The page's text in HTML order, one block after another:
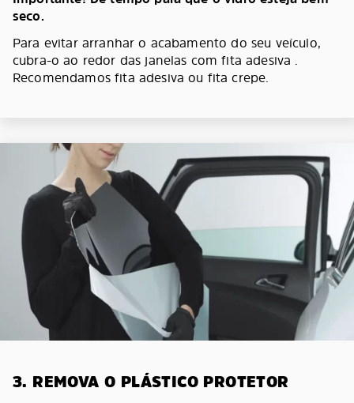
seco.
Para evitar arranhar o acabamento do seu veículo,
cubra-o ao redor das janelas com fita adesiva .
Recomendamos fita adesiva ou fita crepe.
3. REMOVA O PLÁSTICO PROTETOR